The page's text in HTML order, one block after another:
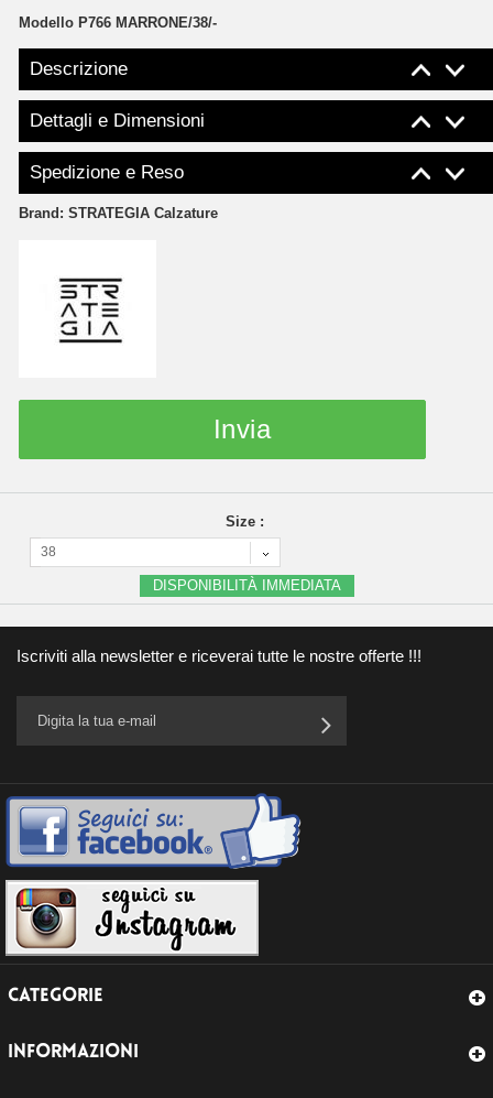
Modello P766 MARRONE/38/-
Descrizione
Dettagli e Dimensioni
Spedizione e Reso
Brand: STRATEGIA Calzature
Invia
Size :
38
DISPONIBILITÀ IMMEDIATA
Iscriviti alla newsletter e riceverai tutte le nostre offerte !!!
CATEGORIE
INFORMAZIONI